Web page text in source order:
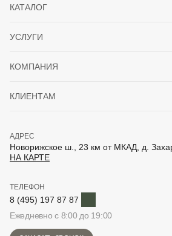
КАТАЛОГ
УСЛУГИ
КОМПАНИЯ
КЛИЕНТАМ
АДРЕС
Новорижское ш., 23 км от МКАД, д.
НА КАРТЕ
ТЕЛЕФОН
8 (495) 197 87 87
Ежедневно с 8:00 до 19:00